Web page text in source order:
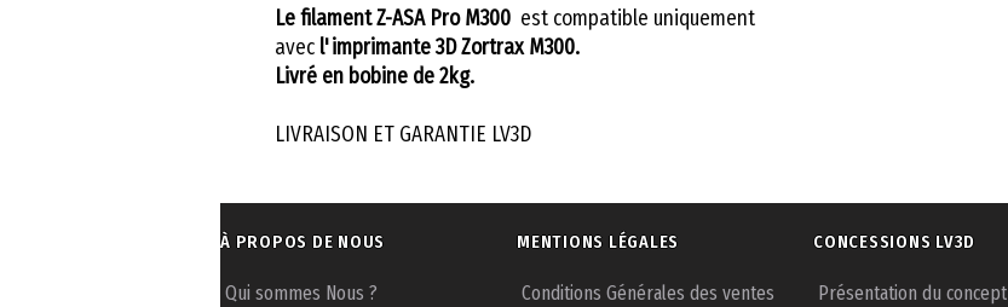
Le filament Z-ASA Pro M300 est compatible uniquement
avec l'imprimante 3D Zortrax M300.
Livré en bobine de 2kg.
LIVRAISON ET GARANTIE LV3D
À PROPOS DE NOUS
Qui sommes Nous ?
MENTIONS LÉGALES
Conditions Générales des ventes
CONCESSIONS LV3D
Présentation du concept